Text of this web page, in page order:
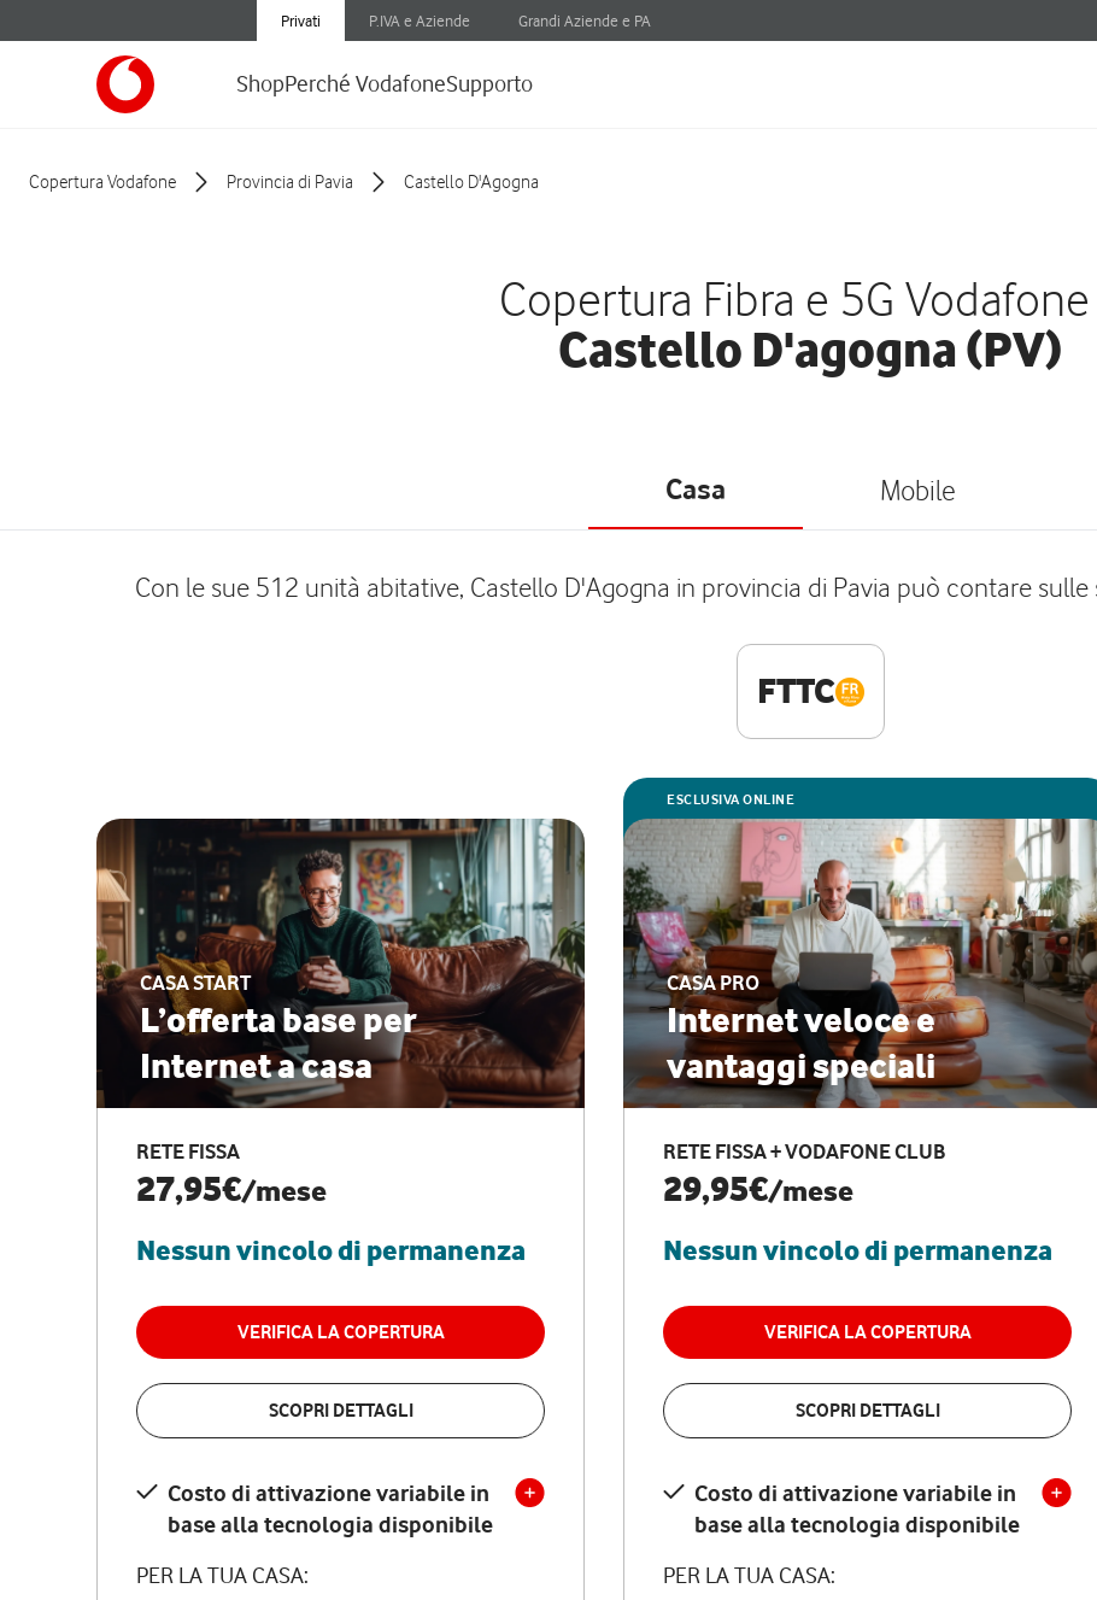
Privati P.IVA e Aziende Grandi Aziende e PA
ShopPerché VodafoneSupporto
Copertura Vodafone Provincia di Pavia Castello D'Agogna
Copertura Fibra e 5G Vodafone
Castello D'agogna (PV)
Casa Mobile
Con le sue 512 unità abitative, Castello D'Agogna in provincia di Pavia può contare
FTTC
CASA START
L’offerta base per
Internet a casa
RETE FISSA
27,95€/mese
Nessun vincolo di permanenza
VERIFICA LA COPERTURA
SCOPRI DETTAGLI
Costo di attivazione variabile in
base alla tecnologia disponibile
PER LA TUA CASA:
ESCLUSIVA ONLINE
CASA PRO
Internet veloce e
vantaggi speciali
RETE FISSA + VODAFONE CLUB
29,95€/mese
Nessun vincolo di permanenza
VERIFICA LA COPERTURA
SCOPRI DETTAGLI
Costo di attivazione variabile in
base alla tecnologia disponibile
PER LA TUA CASA: